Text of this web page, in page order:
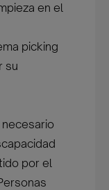
en el
picking
su
necesario
por el